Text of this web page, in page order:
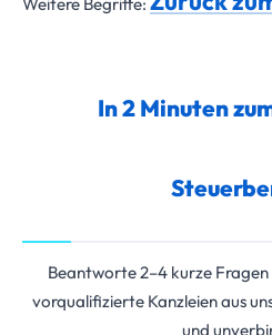
In 2 Minuten
Beantworte 2–4 kurze
vorqualifizierte Kanzleien aus
und